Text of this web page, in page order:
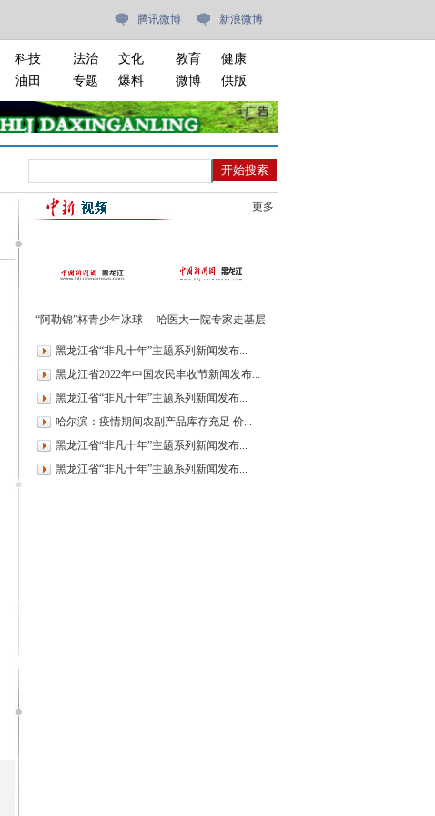
腾讯微博 新浪微博
科技
油田
法治
文化
专题
爆料
教育
健康
微博
供版
更多
“阿勒锦”杯青少年冰球
哈医大一院专家走基层
黑龙江省“非凡十年”主题系列新闻发布...
黑龙江省2022年中国农民丰收节新闻发布...
黑龙江省“非凡十年”主题系列新闻发布...
哈尔滨：疫情期间农副产品库存充足 价...
黑龙江省“非凡十年”主题系列新闻发布...
黑龙江省“非凡十年”主题系列新闻发布...